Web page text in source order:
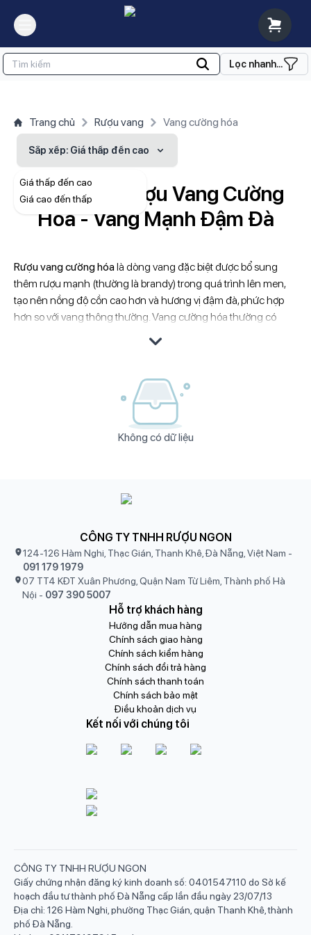
Lọc nhanh...
Trang chủ Rượu vang Vang cường hóa
Sắp xếp: Giá thấp đến cao
Giá thấp đến cao
Giá cao đến thấp
Tổng Hợp Rượu Vang Cường
Hoá - Vang Mạnh Đậm Đà
Rượu vang cường hóalà dòng vang đặc biệt được bổ sung
thêm rượu mạnh (thường là brandy) trong quá trình lên men,
tạo nên nồng độ cồn cao hơn và hương vị đậm đà, phức hợp
hơn so với vang thông thường. Vang cường hóa thường có
dẻ. Từ Port ngọt ngào của Bồ Đào Nha, Sherry đa dạng của Tây
vang cường hóa đều mang đến những trải nghiệm vị giác độc
tự hào giới thiệu đến bạn bộ sưu tập
vang ưng ý nhất tại Rượu Ngon.
Không có dữ liệu
CÔNG TY TNHH RƯỢU NGON
124-126 Hàm Nghi, Thạc Gián, Thanh Khê, Đà Nẵng, Việt Nam -
091 179 1979
07 TT4 KĐT Xuân Phương, Quận Nam Từ Liêm, Thành phố Hà
Nội - 097 390 5007
Hỗ trợ khách hàng
Hướng dẫn mua hàng
Chính sách giao hàng
Chính sách kiểm hàng
Chính sách đổi trả hàng
Chính sách thanh toán
Chính sách bảo mật
Điều khoản dịch vụ
Kết nối với chúng tôi
CÔNG TY TNHH RƯỢU NGON
Giấy chứng nhận đăng ký kinh doanh số: 0401547110 do Sở kế
hoạch đầu tư thành phố Đà Nẵng cấp lần đầu ngày 23/07/13
Địa chỉ: 126 Hàm Nghi, phường Thạc Gián, quận Thanh Khê, thành
phố Đà Nẵng.